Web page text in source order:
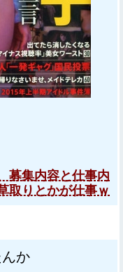
募集内容と仕事内
取りとかが仕事ｗ
か